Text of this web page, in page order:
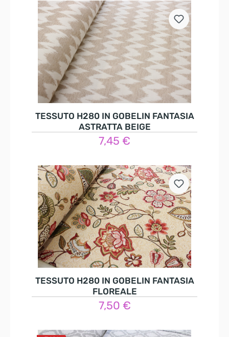
TESSUTO H280 IN GOBELIN FANTASIA
ASTRATTA BEIGE
7,45 €
Nel carrello
TESSUTO H280 IN GOBELIN FANTASIA
FLOREALE
7,50 €
Nel carrello